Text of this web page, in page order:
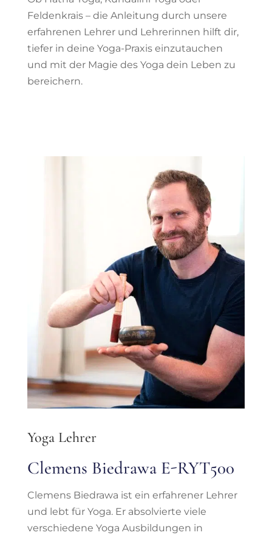
Feldenkrais – die Anleitung durch unsere
erfahrenen Lehrer und Lehrerinnen hilft dir,
tiefer in deine Yoga-Praxis einzutauchen
und mit der Magie des Yoga dein Leben zu
bereichern.
Yoga Lehrer
Clemens Biedrawa E-RYT500
Clemens Biedrawa ist ein erfahrener Lehrer
und lebt für Yoga. Er absolvierte viele
verschiedene Yoga Ausbildungen in